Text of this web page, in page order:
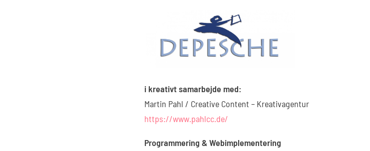
i kreativt samarbejde med:
Martin Pahl / Creative Content – Kreativagentur
https://www.pahlcc.de/
Programmering & Webimplementering